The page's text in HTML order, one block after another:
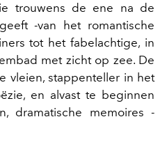
trouwens de ene na de
-van het romantische
tot het fabelachtige, in
met zicht op zee. De
vleien, stappenteller in het
en alvast te beginnen
dramatische memoires -